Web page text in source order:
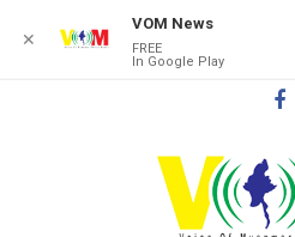
✕
VOM News
FREE
In Google Play